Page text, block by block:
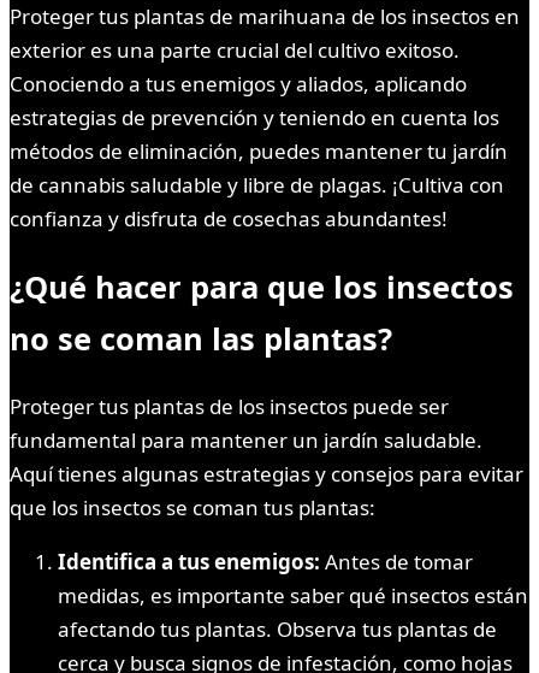
Proteger tus plantas de marihuana de los insectos en
exterior es una parte crucial del cultivo exitoso.
Conociendo a tus enemigos y aliados, aplicando
estrategias de prevención y teniendo en cuenta los
métodos de eliminación, puedes mantener tu jardín
de cannabis saludable y libre de plagas. ¡Cultiva con
confianza y disfruta de cosechas abundantes!
¿Qué hacer para que los insectos
no se coman las plantas?
Proteger tus plantas de los insectos puede ser
fundamental para mantener un jardín saludable.
Aquí tienes algunas estrategias y consejos para evitar
que los insectos se coman tus plantas:
Identifica a tus enemigos: Antes de tomar
medidas, es importante saber qué insectos están
afectando tus plantas. Observa tus plantas de
cerca y busca signos de infestación, como hojas